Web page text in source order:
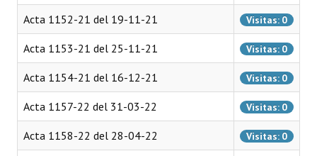
Constitución Provincial
Carta Orgánica 2007
Reglamento Interno
Digesto
Organigrama
Acta 1152-21 del 19-11-21 Visitas: 0
Acta 1153-21 del 25-11-21 Visitas: 0
Acta 1154-21 del 16-12-21 Visitas: 0
Acta 1157-22 del 31-03-22 Visitas: 0
Acta 1158-22 del 28-04-22 Visitas: 0